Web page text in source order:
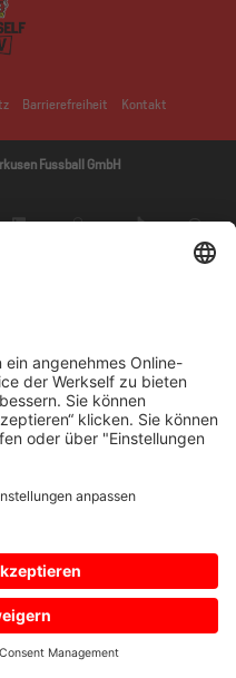
Barrierefreiheit Kontakt
Fussball GmbH